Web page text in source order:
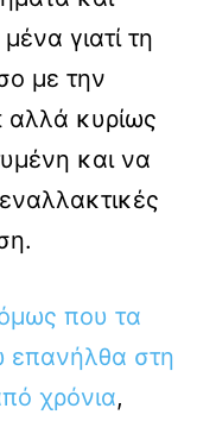
γιατί τη
με την
αλλά κυρίως
και να
που τα
επανήλθα στη
χρόνια,